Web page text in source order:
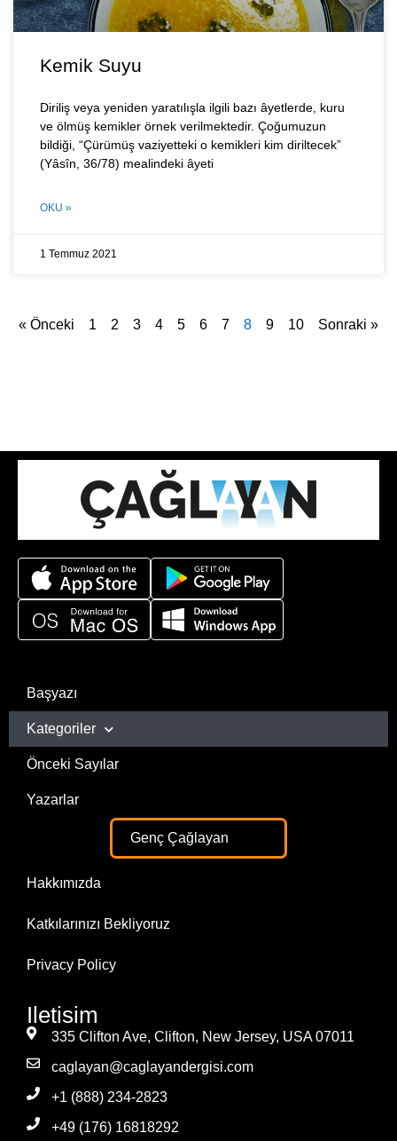
Kemik Suyu
Diriliş veya yeniden yaratılışla ilgili bazı âyetlerde, kuru
ve ölmüş kemikler örnek verilmektedir. Çoğumuzun
bildiği, “Çürümüş vaziyetteki o kemikleri kim diriltecek”
(Yâsîn, 36/78) mealindeki âyeti
OKU »
1 Temmuz 2021
« Önceki 1 2 3 4 5 6 7 8 9 10 Sonraki »
Başyazı
Kategoriler
Önceki Sayılar
Yazarlar
Genç Çağlayan
Hakkımızda
Katkılarınızı Bekliyoruz
Privacy Policy
Iletisim
335 Clifton Ave, Clifton, New Jersey, USA 07011
caglayan@caglayandergisi.com
+1 (888) 234-2823
+49 (176) 16818292